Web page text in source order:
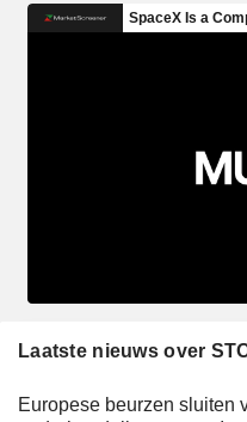
Laatste nieuws over
Europese beurzen sluiten